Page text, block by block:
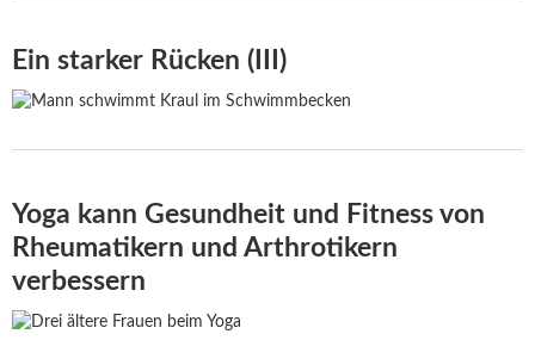
Ein starker Rücken (III)
Yoga kann Gesundheit und Fitness von
Rheumatikern und Arthrotikern
verbessern